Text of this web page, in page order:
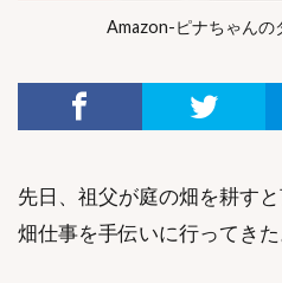
Amazon-ピナちゃんの
先日、祖父が庭の畑を耕す
畑仕事を手伝いに行ってきた